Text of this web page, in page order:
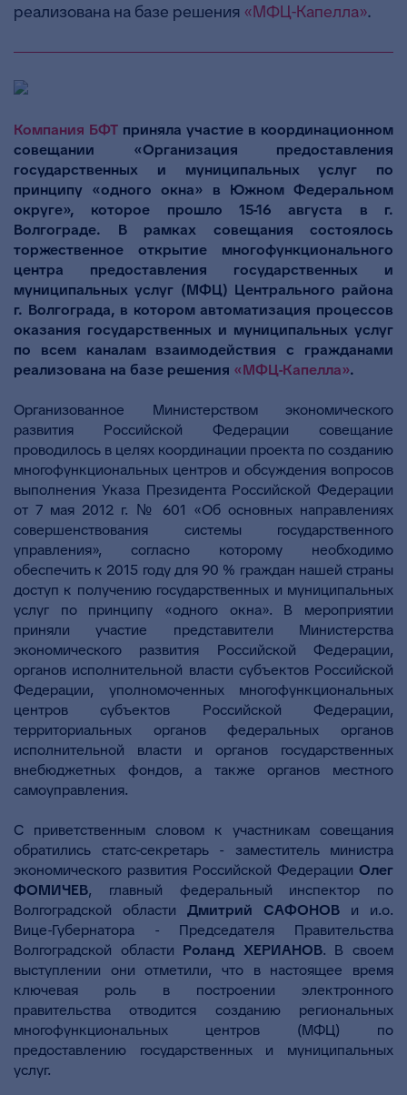
реализована на базе решения «МФЦ-Капелла».
Компания БФТ приняла участие в координационном
совещании «Организация предоставления
государственных и муниципальных услуг по
принципу «одного окна» в Южном Федеральном
округе», которое прошло 15-16 августа в г.
Волгограде. В рамках совещания состоялось
торжественное открытие многофункционального
центра предоставления государственных и
муниципальных услуг (МФЦ) Центрального района
г. Волгограда, в котором автоматизация процессов
оказания государственных и муниципальных услуг
по всем каналам взаимодействия с гражданами
реализована на базе решения «МФЦ-Капелла».
Организованное Министерством экономического
развития Российской Федерации совещание
проводилось в целях координации проекта по созданию
многофункциональных центров и обсуждения вопросов
выполнения Указа Президента Российской Федерации
от 7 мая 2012 г. № 601 «Об основных направлениях
совершенствования системы государственного
управления», согласно которому необходимо
обеспечить к 2015 году для 90 % граждан нашей страны
доступ к получению государственных и муниципальных
услуг по принципу «одного окна». В мероприятии
приняли участие представители Министерства
экономического развития Российской Федерации,
органов исполнительной власти субъектов Российской
Федерации, уполномоченных многофункциональных
центров субъектов Российской Федерации,
территориальных органов федеральных органов
исполнительной власти и органов государственных
внебюджетных фондов, а также органов местного
самоуправления.
С приветственным словом к участникам совещания
обратились статс-секретарь - заместитель министра
экономического развития Российской Федерации Олег
ФОМИЧЕВ, главный федеральный инспектор по
Волгоградской области Дмитрий САФОНОВ и и.о.
Вице-Губернатора - Председателя Правительства
Волгоградской области Роланд ХЕРИАНОВ. В своем
выступлении они отметили, что в настоящее время
ключевая роль в построении электронного
правительства отводится созданию региональных
многофункциональных центров (МФЦ) по
предоставлению государственных и муниципальных
услуг.